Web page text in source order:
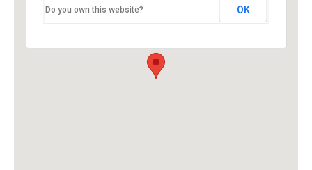
Do you own this website? OK